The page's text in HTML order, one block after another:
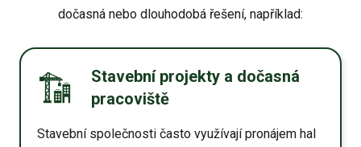
dočasná nebo dlouhodobá řešení, například:
Stavební projekty a dočasná
pracoviště
Stavební společnosti často využívají pronájem hal